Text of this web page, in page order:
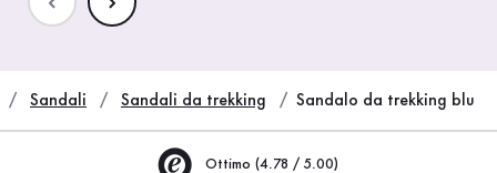
Sandali Sandali da trekking Sandalo da trekking blu
Ottimo (4.78 / 5.00)